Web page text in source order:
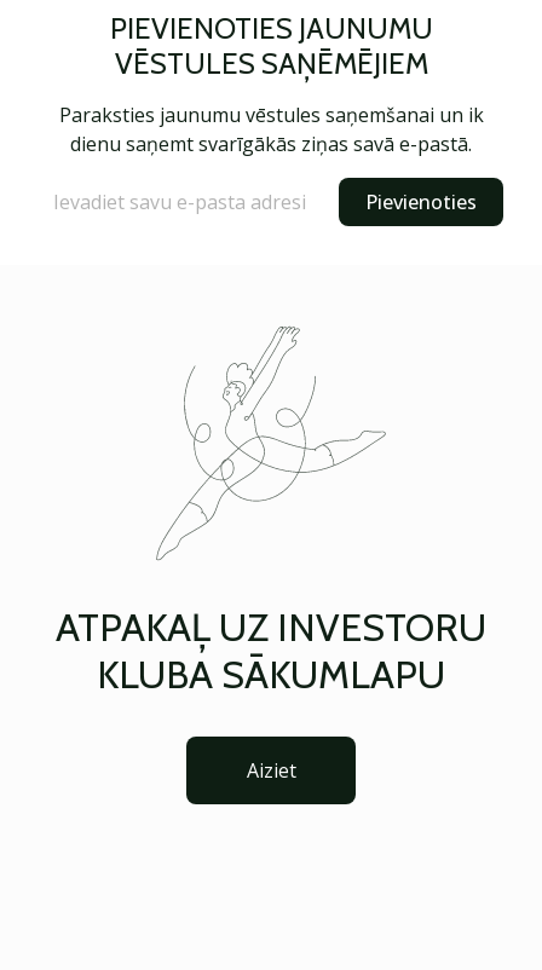
PIEVIENOTIES JAUNUMU
VĒSTULES SAŅĒMĒJIEM
Paraksties jaunumu vēstules saņemšanai un ik
dienu saņemt svarīgākās ziņas savā e-pastā.
Pievienoties
ATPAKAĻ UZ INVESTORU
KLUBA SĀKUMLAPU
Aiziet